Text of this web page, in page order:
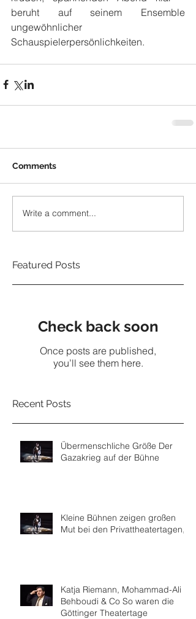
beruht auf seinem Ensemble
ungewöhnlicher
Schauspielerpersönlichkeiten.
Comments
Write a comment...
Featured Posts
Check back soon
Once posts are published,
you’ll see them here.
Recent Posts
Übermenschliche Größe Der
Gazakrieg auf der Bühne
Kleine Bühnen zeigen großen
Mut bei den Privattheatertagen,
Katja Riemann, Mohammad-Ali
Behboudi & Co So waren die
Göttinger Theatertage